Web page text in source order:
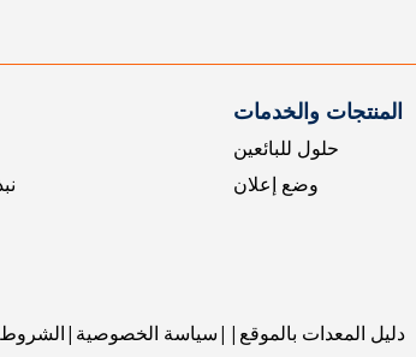
المنتجات والخدمات
حلول للبائعين
وضع إعلان
الشروط سياسة الخصوصية دليل المعدات بالموقع